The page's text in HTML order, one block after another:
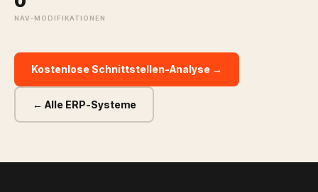
NAV-MODIFIKATIONEN
Kostenlose Schnittstellen-Analyse →
← Alle ERP-Systeme